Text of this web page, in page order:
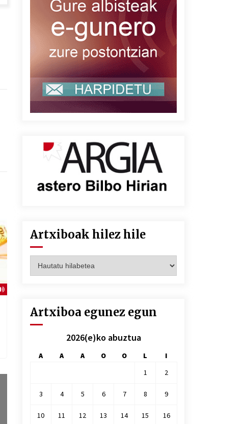
Artxiboak hilez hile
hilez
Artxiboa egunez egun
2026(e)ko abuztua
A A A O O L
I
1
2
3 4 5 6 7 8 9
10 11 12 13 14 15 16